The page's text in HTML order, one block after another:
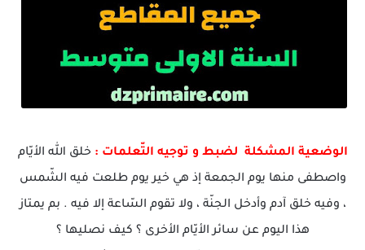
الوضعية المشكلة لضبط و توجيه التّعلمات : خلق الله الأيّام
واصطفى منها يوم الجمعة إذ هي خير يوم طلعت فيه الشّمس
، وفيه خلق آدم وأدخل الجنّة ، ولا تقوم السّاعة إلا فيه . بم يمتاز
هذا اليوم عن سائر الأيّام الأخرى ؟ كيف نصليها ؟